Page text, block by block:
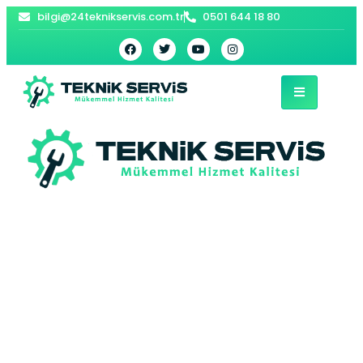
bilgi@24teknikservis.com.tr 0501 644 18 80